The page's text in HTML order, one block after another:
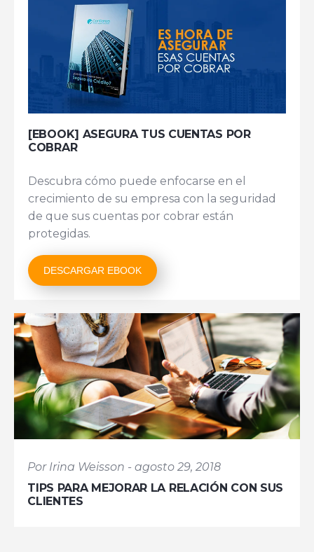
[EBOOK] ASEGURA TUS CUENTAS POR
COBRAR
Descubra cómo puede enfocarse en el
crecimiento de su empresa con la seguridad
de que sus cuentas por cobrar están
protegidas.
DESCARGAR EBOOK
Por Irina Weisson - agosto 29, 2018
TIPS PARA MEJORAR LA RELACIÓN CON SUS
CLIENTES